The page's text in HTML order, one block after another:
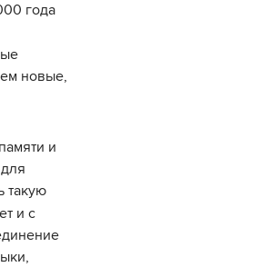
года
новые,
и
такую
и с